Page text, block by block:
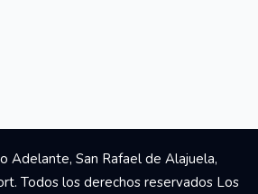
Adelante, San Rafael de Alajuela,
Todos los derechos reservados Los